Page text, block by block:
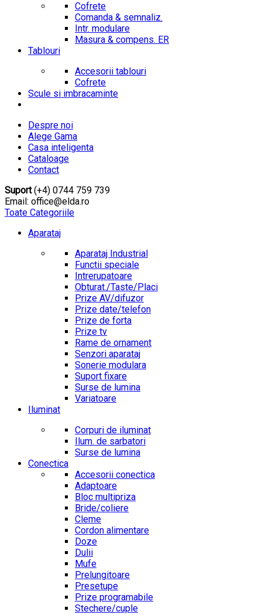
Cofrete
Comanda & semnaliz.
Intr. modulare
Masura & compens. ER
Tablouri
Accesorii tablouri
Cofrete
Scule si imbracaminte
Despre noi
Alege Gama
Casa inteligenta
Cataloage
Contact
Suport(+4) 0744 759 739
Email: office@elda.ro
Toate Categoriile
Aparataj
Aparataj Industrial
Functii speciale
Intrerupatoare
Obturat./Taste/Placi
Prize AV/difuzor
Prize date/telefon
Prize de forta
Prize tv
Rame de ornament
Senzori aparataj
Sonerie modulara
Suport fixare
Surse de lumina
Variatoare
Iluminat
Corpuri de iluminat
Ilum. de sarbatori
Surse de lumina
Conectica
Accesorii conectica
Adaptoare
Bloc multipriza
Bride/coliere
Cleme
Cordon alimentare
Doze
Dulii
Mufe
Prelungitoare
Presetupe
Prize programabile
Stechere/cuple